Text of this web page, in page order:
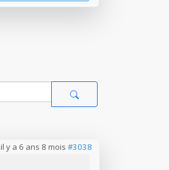
il y a 6 ans 8 mois #3038